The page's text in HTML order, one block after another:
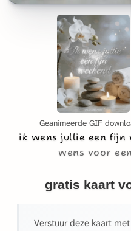
Geanimeerde GIF
ik wens jullie een fijn
wens voor
gratis kaart
Verstuur deze kaart